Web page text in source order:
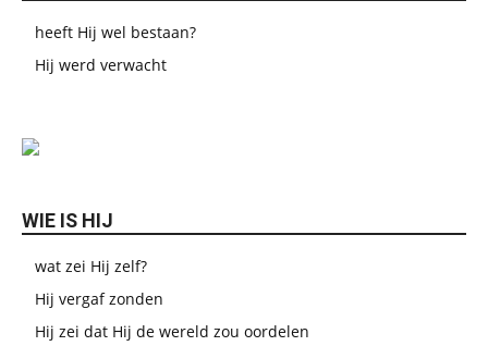
heeft Hij wel bestaan?
Hij werd verwacht
WIE IS HIJ
wat zei Hij zelf?
Hij vergaf zonden
Hij zei dat Hij de wereld zou oordelen